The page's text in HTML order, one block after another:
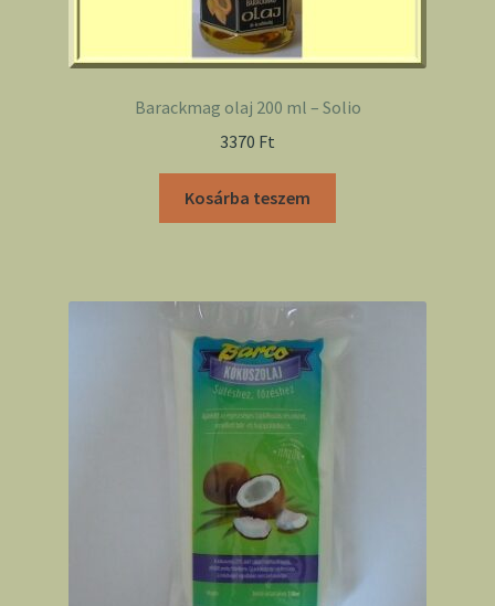
Barackmag olaj 200 ml – Solio
3370 Ft
Kosárba teszem